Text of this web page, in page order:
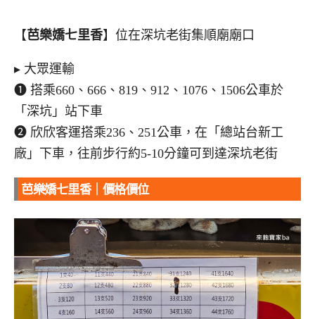
【芭樂嬌七里香】位在深坑老街集順廟廟口
▸ 大眾運輸
➊ 搭乘660、666、819、912、1076、1506公車於
「深坑」站下車
➋ 欣欣客運搭乘236、251公車，在「總站台新工
廠」下車，往前步行約5-10分鐘可到達深坑老街
芭樂嬌七里香｜價格價位